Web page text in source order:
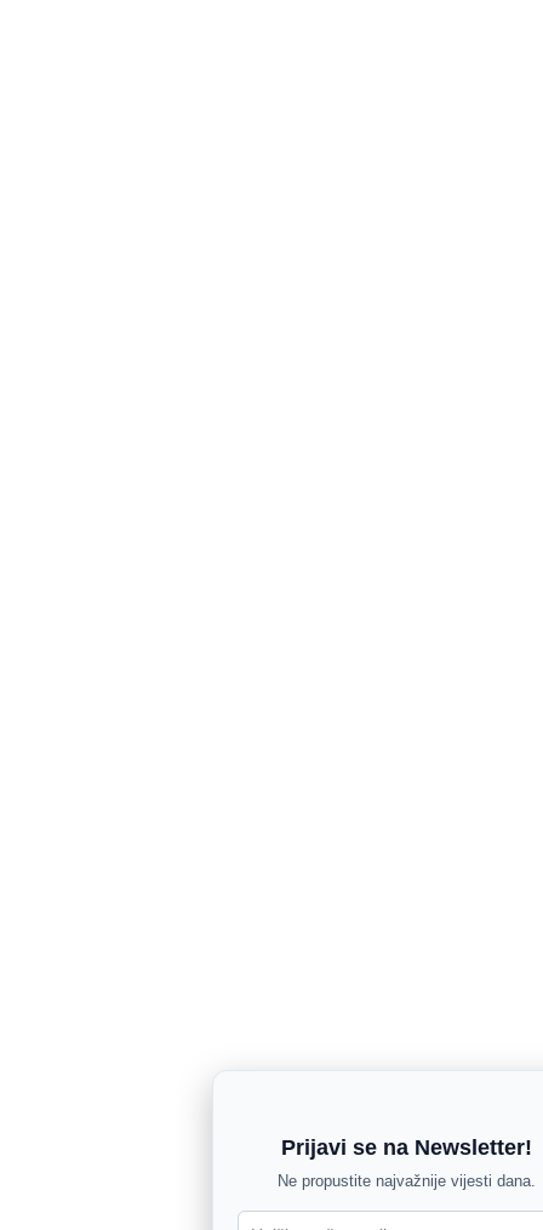
Prijavi se na Newsletter!
Ne propustite najvažnije vijesti dana.